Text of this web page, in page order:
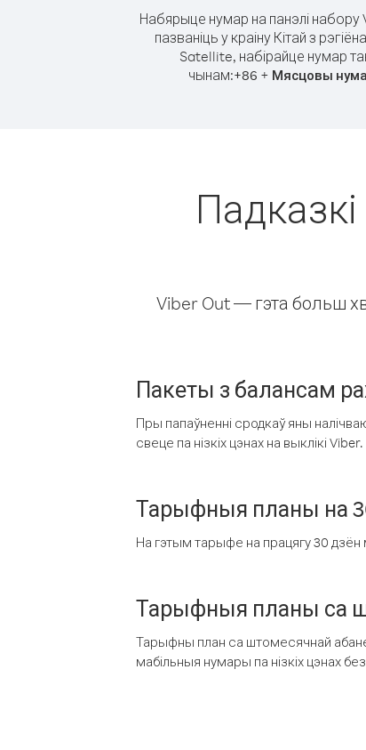
Набярыце нумар на панэлі набору
пазваніць у краіну Кітай з
Satellite, набірайце нумар
чынам:+86 + Мясцовы
Падказкі
Viber Out — гэта больш
Пакеты з балансам
Пры папаўненні сродкаў яны
свеце па нізкіх цэнах на выклікі Viber.
Тарыфныя планы на
На гэтым тарыфе на працягу 30 дзён
Тарыфныя планы са
Тарыфны план са штомесячнай
мабільныя нумары па нізкіх цэнах